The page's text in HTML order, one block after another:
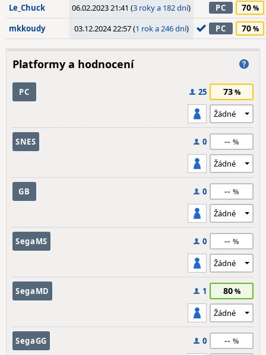
Le_Chuck 06.02.2023 21:41 (3 roky a 182 dní) PC 70
mkkoudy 03.12.2024 22:57 (1 rok a 246 dní) PC 70
Platformy a hodnocení
PC 25 73
SNES 0 --
GB 0 --
SegaMS 0 --
SegaMD 1 80
SegaGG 0 --